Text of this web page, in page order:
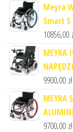
Meyra
Smart S
10856,00
MEYRA
9900,00 zł
MEYRA
9700,00 zł